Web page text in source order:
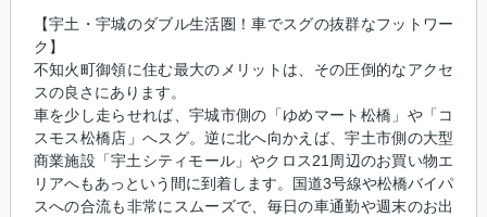
【宇土・宇城のダブル生活圏！車でスグの抜群なフットワー
ク】
不知火町御領に住む最大のメリットは、その圧倒的なアクセ
スの良さにあります。
車を少し走らせれば、宇城市側の「ゆめマート松橋」や「コ
スモス松橋店」へスグ。逆に北へ向かえば、宇土市側の大型
商業施設「宇土シティモール」やクロス21周辺のお買い物エ
リアへもあっという間に到着します。国道3号線や松橋バイパ
スへの合流も非常にスムーズで、毎日の車通勤や週末のお出